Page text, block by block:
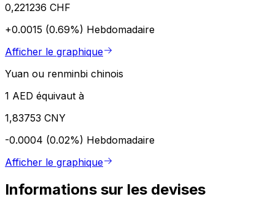
0,221236 CHF
+0.0015 (0.69%) Hebdomadaire
Afficher le graphique
Yuan ou renminbi chinois
1 AED équivaut à
1,83753 CNY
-0.0004 (0.02%) Hebdomadaire
Afficher le graphique
Informations sur les devises